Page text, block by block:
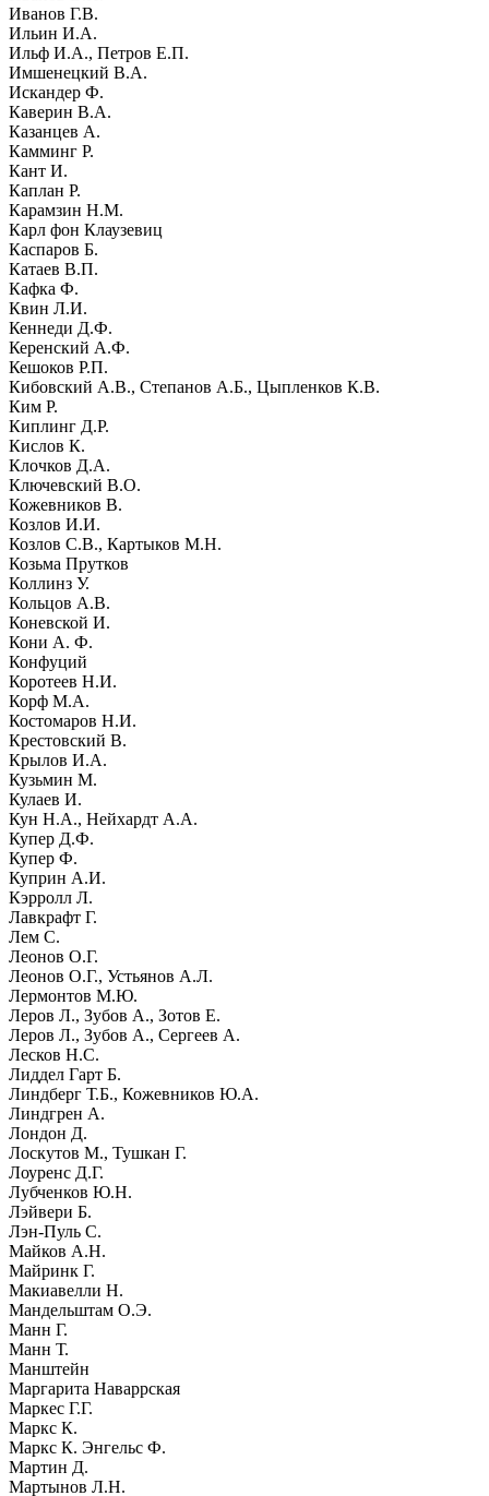
Иванов Г.В.
Ильин И.А.
Ильф И.А., Петров Е.П.
Имшенецкий В.А.
Искандер Ф.
Каверин В.А.
Казанцев А.
Камминг Р.
Кант И.
Каплан Р.
Карамзин Н.М.
Карл фон Клаузевиц
Каспаров Б.
Катаев В.П.
Кафка Ф.
Квин Л.И.
Кеннеди Д.Ф.
Керенский А.Ф.
Кешоков Р.П.
Кибовский А.В., Степанов А.Б., Цыпленков К.В.
Ким Р.
Киплинг Д.Р.
Кислов К.
Клочков Д.А.
Ключевский В.О.
Кожевников В.
Козлов И.И.
Козлов С.В., Картыков М.Н.
Козьма Прутков
Коллинз У.
Кольцов А.В.
Коневской И.
Кони А. Ф.
Конфуций
Коротеев Н.И.
Корф М.А.
Костомаров Н.И.
Крестовский В.
Крылов И.А.
Кузьмин М.
Кулаев И.
Кун Н.А., Нейхардт А.А.
Купер Д.Ф.
Купер Ф.
Куприн А.И.
Кэрролл Л.
Лавкрафт Г.
Лем С.
Леонов О.Г.
Леонов О.Г., Устьянов А.Л.
Лермонтов М.Ю.
Леров Л., Зубов А., Зотов Е.
Леров Л., Зубов А., Сергеев А.
Лесков Н.С.
Лиддел Гарт Б.
Линдберг Т.Б., Кожевников Ю.А.
Линдгрен А.
Лондон Д.
Лоскутов М., Тушкан Г.
Лоуренс Д.Г.
Лубченков Ю.Н.
Лэйвери Б.
Лэн-Пуль С.
Майков А.Н.
Майринк Г.
Макиавелли Н.
Мандельштам О.Э.
Манн Г.
Манн Т.
Манштейн
Маргарита Наваррская
Маркес Г.Г.
Маркс К.
Маркс К. Энгельс Ф.
Мартин Д.
Мартынов Л.Н.